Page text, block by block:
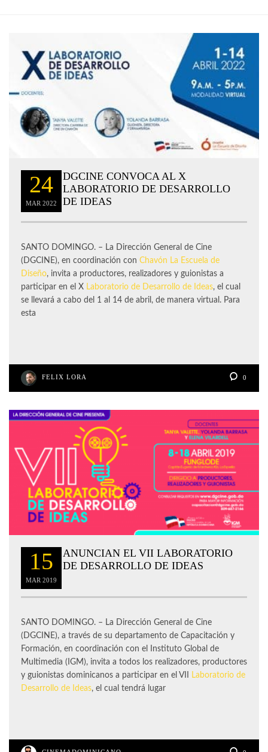
24
MAR 2022
DGCINE CONVOCA AL X
LABORATORIO DE DESARROLLO
DE IDEAS
SANTO DOMINGO. – La Dirección General de Cine
(DGCINE), en coordinación con Chavón La Escuela de
Diseño, invita a productores, realizadores y guionistas a
participar en el X Laboratorio de Desarrollo de Ideas, el cual
se llevará a cabo del 1 al 14 de abril, de manera virtual. Para
esta
FELIX LORA 0
15
MAR 2019
ANUNCIAN EL VII LABORATORIO
DE DESARROLLO DE IDEAS
SANTO DOMINGO. – La Dirección General de Cine
(DGCINE), a través de su departamento de Capacitación y
Formación, en coordinación con el Instituto Global de
Multimedia (IGM), invita a todos los realizadores, productores
y guionistas dominicanos a participar en el VII
Laboratorio de
Desarrollo de Ideas, el cual tendrá lugar